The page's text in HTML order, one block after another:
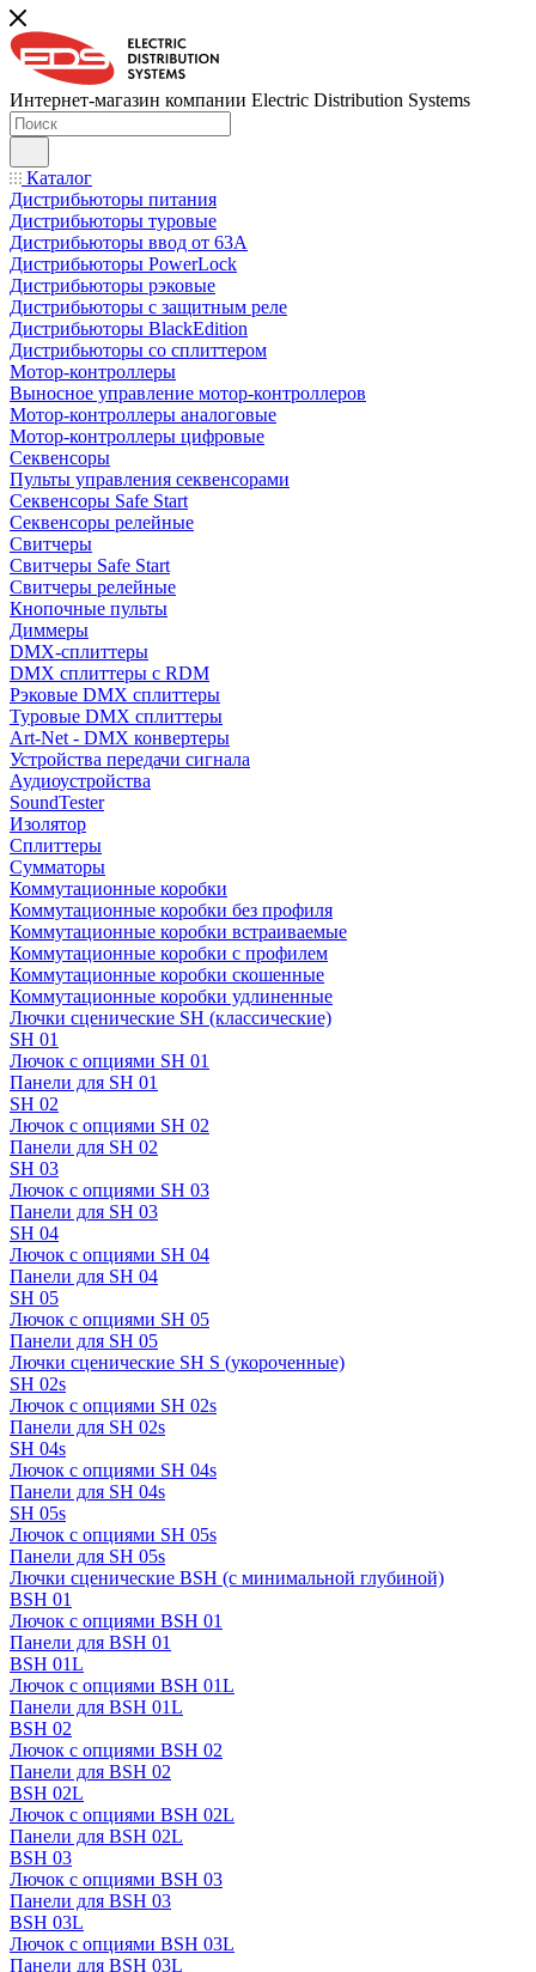
Интернет-магазин компании Electric Distribution Systems
Каталог
Дистрибьюторы питания
Дистрибьюторы туровые
Дистрибьюторы ввод от 63A
Дистрибьюторы PowerLock
Дистрибьюторы рэковые
Дистрибьюторы с защитным реле
Дистрибьюторы BlackEdition
Дистрибьюторы со сплиттером
Мотор-контроллеры
Выносное управление мотор-контроллеров
Мотор-контроллеры аналоговые
Мотор-контроллеры цифровые
Секвенсоры
Пульты управления секвенсорами
Секвенсоры Safe Start
Секвенсоры релейные
Свитчеры
Свитчеры Safe Start
Свитчеры релейные
Кнопочные пульты
Диммеры
DMX-сплиттеры
DMX сплиттеры с RDM
Рэковые DMX сплиттеры
Туровые DMX сплиттеры
Art-Net - DMX конвертеры
Устройства передачи сигнала
Аудиоустройства
SoundTester
Изолятор
Сплиттеры
Сумматоры
Коммутационные коробки
Коммутационные коробки без профиля
Коммутационные коробки встраиваемые
Коммутационные коробки с профилем
Коммутационные коробки скошенные
Коммутационные коробки удлиненные
Лючки сценические SH (классические)
SH 01
Лючок с опциями SH 01
Панели для SH 01
SH 02
Лючок с опциями SH 02
Панели для SH 02
SH 03
Лючок с опциями SH 03
Панели для SH 03
SH 04
Лючок с опциями SH 04
Панели для SH 04
SH 05
Лючок с опциями SH 05
Панели для SH 05
Лючки сценические SH S (укороченные)
SH 02s
Лючок с опциями SH 02s
Панели для SH 02s
SH 04s
Лючок с опциями SH 04s
Панели для SH 04s
SH 05s
Лючок с опциями SH 05s
Панели для SH 05s
Лючки сценические BSH (с минимальной глубиной)
BSH 01
Лючок с опциями BSH 01
Панели для BSH 01
BSH 01L
Лючок с опциями BSH 01L
Панели для BSH 01L
BSH 02
Лючок с опциями BSH 02
Панели для BSH 02
BSH 02L
Лючок с опциями BSH 02L
Панели для BSH 02L
BSH 03
Лючок с опциями BSH 03
Панели для BSH 03
BSH 03L
Лючок с опциями BSH 03L
Панели для BSH 03L